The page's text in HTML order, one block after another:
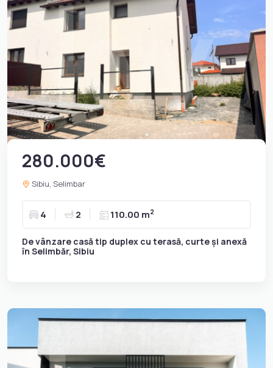
280.000€
Sibiu, Selimbar
4 2 110.00 m2
De vânzare casă tip duplex cu terasă, curte și anexă
în Selimbăr, Sibiu